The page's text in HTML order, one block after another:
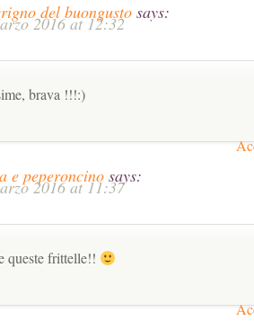
del buongusto says:
2016 at 12:32
brava !!!:)
e peperoncino says:
2016 at 11:37
queste frittelle!!